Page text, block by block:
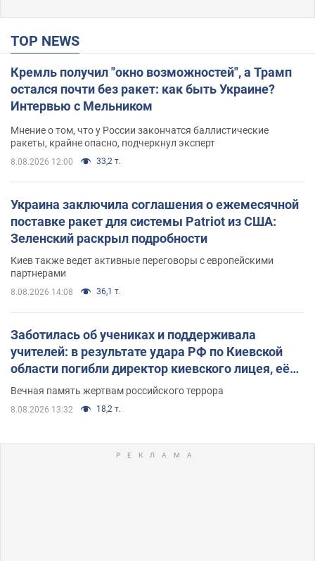
TOP NEWS
Кремль получил "окно возможностей", а Трамп
остался почти без ракет: как быть Украине?
Интервью с Мельником
Мнение о том, что у России закончатся баллистические
ракеты, крайне опасно, подчеркнул эксперт
8.08.2026 12:00 33,2 т.
Украина заключила соглашения о ежемесячной
поставке ракет для системы Patriot из США:
Зеленский раскрыл подробности
Киев также ведет активные переговоры с европейскими
партнерами
8.08.2026 14:08 36,1 т.
Заботилась об учениках и поддерживала
учителей: в результате удара РФ по Киевской
области погибли директор киевского лицея, её
муж и внук
Вечная память жертвам российского террора
8.08.2026 13:32 18,2 т.